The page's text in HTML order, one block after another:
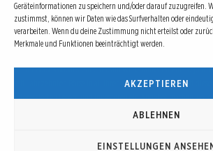
Geräteinformationen zu speichern und/oder darauf zuzugreifen.
zustimmst, können wir Daten wie das Surfverhalten oder
verarbeiten. Wenn du deine Zustimmung nicht erteilst oder
Merkmale und Funktionen beeinträchtigt werden.
AKZEPTIEREN
ABLEHNEN
EINSTELLUNGEN
Erfolgreiche Börsengeschäfte bedingen vor allem drei Dinge:
richtige Interpretationen und unabhängige
auch die redaktionelle Leitlinie von Börse Global.
Hinter Börse Global steht ein Team von erfahrenen
seit Jahrzehnten Börse in all ihren Facetten leben und mit
interessierten Lesern und Investoren ein Angebot machen
Entwicklungen, Tendenzen, Chancen und Risiken von Börsen-